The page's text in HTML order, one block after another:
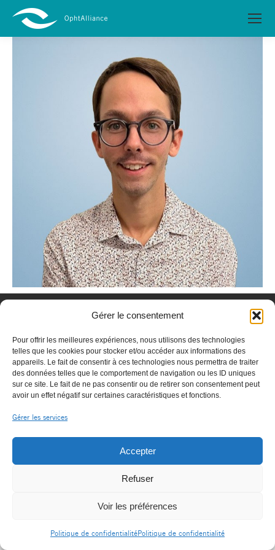
Gérer le consentement
Pour offrir les meilleures expériences, nous utilisons des technologies
telles que les cookies pour stocker et/ou accéder aux informations des
appareils. Le fait de consentir à ces technologies nous permettra de traiter
des données telles que le comportement de navigation ou les ID uniques
sur ce site. Le fait de ne pas consentir ou de retirer son consentement peut
avoir un effet négatif sur certaines caractéristiques et fonctions.
Gérer les services
Accepter
Refuser
Voir les préférences
Politique de confidentialitéPolitique de confidentialité